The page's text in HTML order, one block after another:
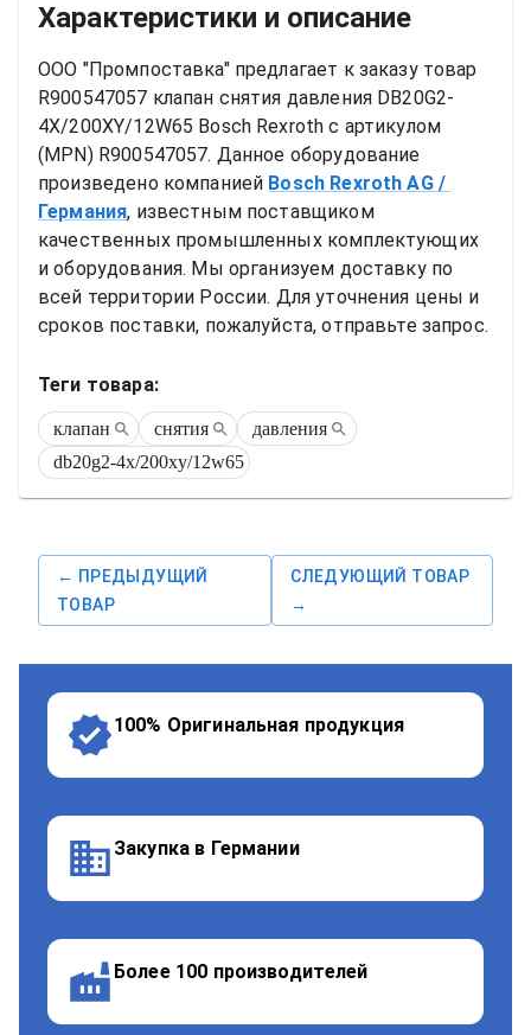
Характеристики и описание
ООО "Промпоставка" предлагает к заказу товар
R900547057 клапан снятия давления DB20G2-
4X/200XY/12W65 Bosch Rexroth с артикулом
(MPN) R900547057. Данное оборудование
произведено компанией Bosch Rexroth AG /
Германия, известным поставщиком
качественных промышленных комплектующих
и оборудования. Мы организуем доставку по
всей территории России. Для уточнения цены и
сроков поставки, пожалуйста, отправьте запрос.
Теги товара:
клапан снятия
давления
db20g2-4x/200xy/12w65
← ПРЕДЫДУЩИЙ
ТОВАР
СЛЕДУЮЩИЙ ТОВАР
→
100% Оригинальная продукция
Закупка в Германии
Более 100 производителей